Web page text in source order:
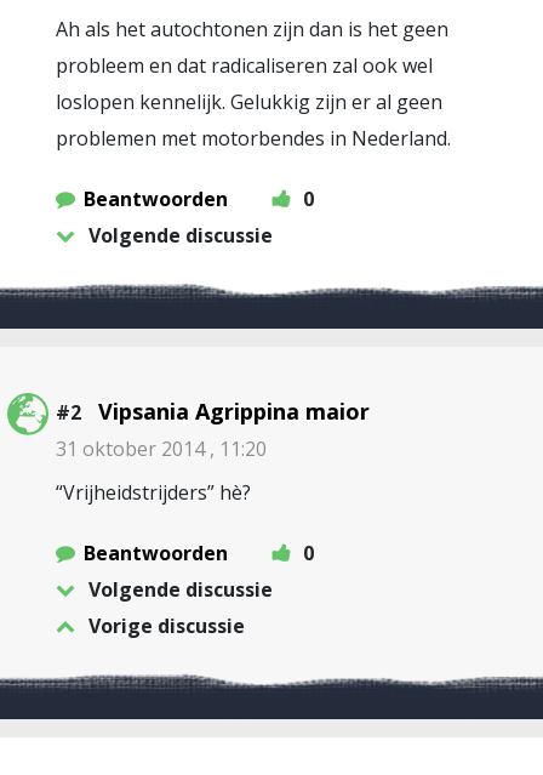
Ah als het autochtonen zijn dan is het geen
probleem en dat radicaliseren zal ook wel
loslopen kennelijk. Gelukkig zijn er al geen
problemen met motorbendes in Nederland.
Beantwoorden
0
Volgende discussie
#2 Vipsania Agrippina maior
31 oktober 2014 , 11:20
“Vrijheidstrijders” hè?
Beantwoorden
0
Volgende discussie
Vorige discussie